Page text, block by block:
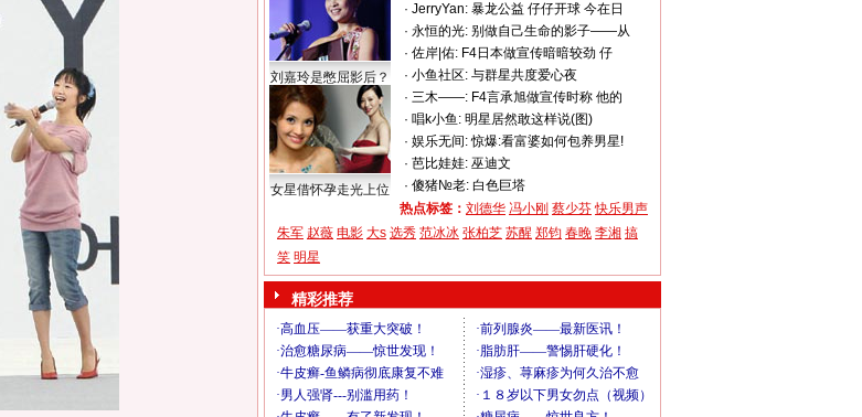
刘嘉玲是憋屈影后？
女星借怀孕走光上位
· JerryYan: 暴龙公益 仔仔开球 今在日
· 永恒的光: 别做自己生命的影子——从
· 佐岸|佑: F4日本做宣传暗暗较劲 仔
· 小鱼社区: 与群星共度爱心夜
· 三木——: F4言承旭做宣传时称 他的
· 唱k小鱼: 明星居然敢这样说(图)
· 娱乐无间: 惊爆:看富婆如何包养男星!
· 芭比娃娃: 巫迪文
· 傻猪№老: 白色巨塔
热点标签： 刘德华 冯小刚 蔡少芬 快乐男声
朱军 赵薇 电影 大s 选秀 范冰冰 张柏芝 苏醒 郑钧 春晚 李湘 搞
笑 明星
精彩推荐